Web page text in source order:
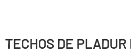
TECHOS DE